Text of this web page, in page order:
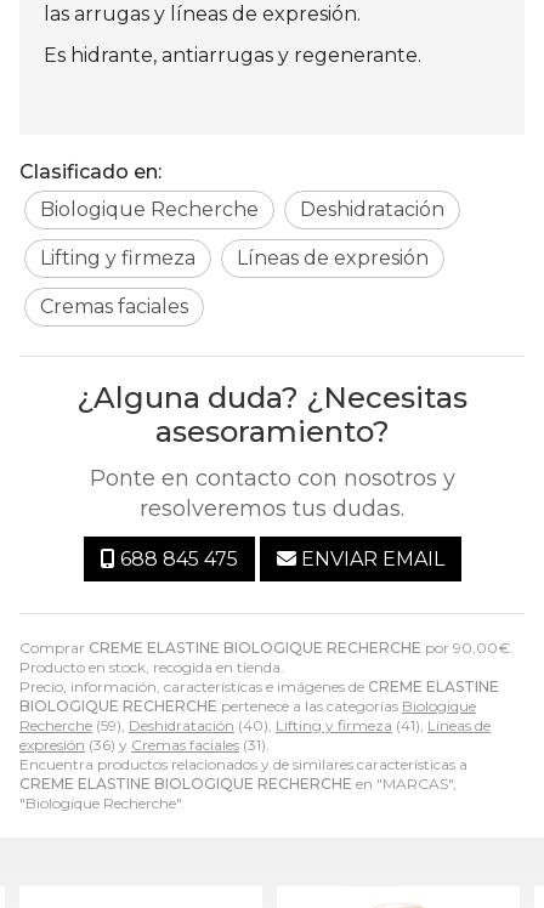
Comprar CREME ELASTINE BIOLOGIQUE RECHERCHE por 90,00€.
Producto en stock, recogida en tienda.
Precio, información, características e imágenes de CREME ELASTINE
BIOLOGIQUE RECHERCHE pertenece a las categorías Biologique
Recherche (59), Deshidratación (40), Lifting y firmeza (41), Líneas de
expresión (36) y Cremas faciales (31).
Encuentra productos relacionados y de similares características a
CREME ELASTINE BIOLOGIQUE RECHERCHE en "MARCAS",
"Biologique Recherche".
las arrugas y líneas de expresión.
Es hidrante, antiarrugas y regenerante.
Clasificado en:
Biologique Recherche
Deshidratación
Lifting y firmeza Líneas de expresión
Cremas faciales
¿Alguna duda? ¿Necesitas
asesoramiento?
Ponte en contacto con nosotros y
resolveremos tus dudas.
688 845 475 ENVIAR EMAIL